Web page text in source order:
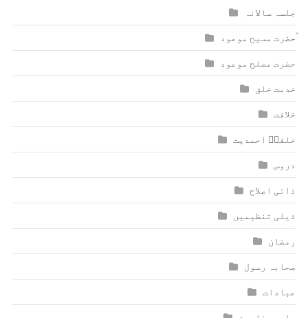
جلسہ سالانہ
ٰؑحضرت مسیح موعود
حضرت مصلح موعود
خدمت خلق
خلافت
خلفاؑ احمدیت
دروس
ذاتی اصلاح
ذیلی تنظیمیں
رمضان
صحابہ رسول
عبادات